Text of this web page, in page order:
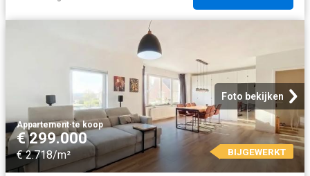
Foto bekijken
Appartement·te koop
€ 299.000
€ 2.718/m² BIJGEWERKT